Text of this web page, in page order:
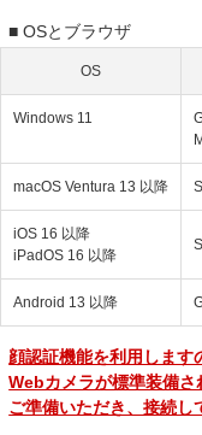
■ OSとブラウザ
OS
Windows 11
macOS Ventura 13 以降
iOS 16 以降
iPadOS 16 以降
Android 13 以降
顔認証機能を利用します
Webカメラが標準装備
ご準備いただき、接続し